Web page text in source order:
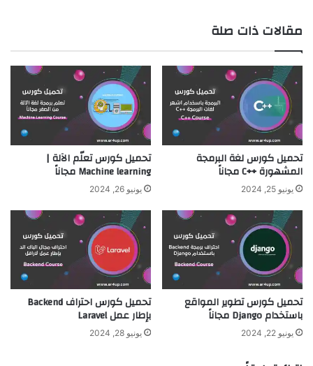
مقالات ذات صلة
تحميل كورس لغة البرمجة
المشهورة ++C مجاناً
يونيو 25, 2024
تحميل كورس تعلّم الآلة |
Machine learning مجاناً
يونيو 26, 2024
تحميل كورس تطوير المواقع
باستخدام Django مجاناً
يونيو 22, 2024
تحميل كورس احتراف Backend
بإطار عمل Laravel
يونيو 28, 2024